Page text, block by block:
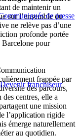
de presse
Devenir franchiseur
de maintenir un
sur l’ensemble du
ne relève pas d’une
profonde portée
pour
frappée par
des parcours,
des centres, elle a
une mission
l’application rigide
émerge naturellement
au quotidien.